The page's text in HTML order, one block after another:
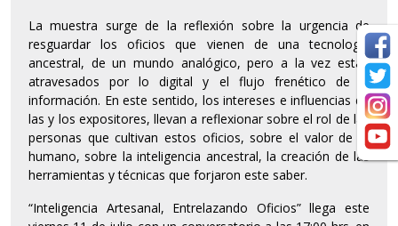
La muestra surge de la reflexión sobre la urgencia de
resguardar los oficios que vienen de una tecnología
ancestral, de un mundo analógico, pero a la vez están
atravesados por lo digital y el flujo frenético de la
información. En este sentido, los intereses e influencias de
las y los expositores, llevan a reflexionar sobre el rol de las
personas que cultivan estos oficios, sobre el valor de lo
humano, sobre la inteligencia ancestral, la creación de las
herramientas y técnicas que forjaron este saber.
“Inteligencia Artesanal, Entrelazando Oficios” llega este